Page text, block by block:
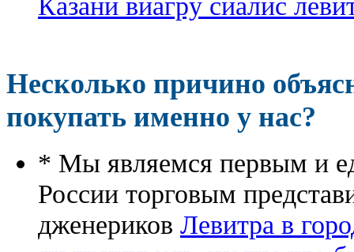
Несколько причино
покупать именно у нас?
* Мы являемся первым и
России торговым
дженериков Левитра в